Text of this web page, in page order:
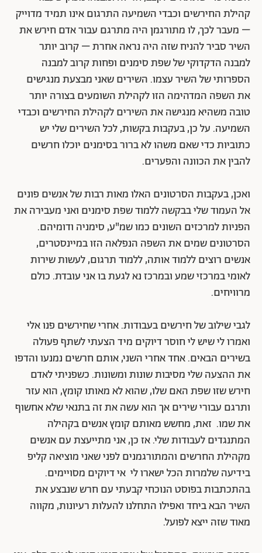
קהילת החירשים וכבדי השמיעה התרגום אינו תמיד מדוייק
– מעבר לכך, לו מתורגמן היה מתרגם עבור אדם חירש את
השיר סביר להניח שזה היה נראה אחרת – קרוב יותר
למבנה הדקדוקי של שפת סימנים ופחות קרוב למבנה
הספרותי של השיר עצמו. השירים שאני מבצעת מנגישים
את השפה המדהימה הזו לקהילת השומעים בצורה יותר
טובה משהיא מנגישה את השירים לקהילת החירשים וכבדי
השמיעה. על כן, בעקבות בקשות, לכל השירים שלי יש
כתוביות כדי שאם משהו לא ברור בסימנים יוכלו חרשים
להבין את הכוונה והפערים.
ואכן, בעקבות הסרטונים האלו מאות רבות של אנשים פונים
אל העמוד שלי בבקשה ללמוד שפת סימנים ואני מעבירה את
הפניות למרכזים השונים כמו שמ"ע, סימניה ודומיהם.
הסרטונים שמים את השפה הנפלאה הזו במיינסטרים,
אנשים רוצים ללמוד אותה, ללמוד תרגום, לעשות שירות
לאומי במרכזי שמע ובמרכז נא לגעת בו אני עובדת. כולם
מרוויחים.
לגבי שילוב של חירשים בעבודות. אחרי שחירשים פנו אלי
ואמרו לי שיש לי חוסר דיוקים מיד הצעתי לשתף פעולה
בשירים הבאים. אחד אחרי השני, אותם חרשים נמנעו והדפו
את ההצעה שלי מסיבות שונות ומשונות. כשפניתי לאדם
חירש שזו שפת האם שלו, שהוא לא מאותו קומץ, הוא עזר
ותרגם עבורי שירים אך הוא עשה את זה בתנאי שלא אחשוף
את שמו. זאת, מחשש מאותם קומץ אנשים בקהילה
המתנגדים לעבודות שלי. אז כן, אני מתייעצת עם אנשים
מקהילת החרשים והמתורגמנים לפני שאני מוציאה קליפ
בידיעה שלמרות הכל ישארו לי אי דיוקים מסויימים.
בהתכתבות בפוסט הנוכחי קבעתי עם חרש שנבצע את
השיר הבא ביחד ואפילו התחלנו להעלות רעיונות, מקווה
מאוד שזה ייצא לפועל.